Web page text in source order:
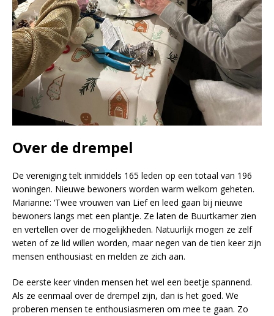
Over de drempel
De vereniging telt inmiddels 165 leden op een totaal van 196
woningen. Nieuwe bewoners worden warm welkom geheten.
Marianne: ‘Twee vrouwen van Lief en leed gaan bij nieuwe
bewoners langs met een plantje. Ze laten de Buurtkamer zien
en vertellen over de mogelijkheden. Natuurlijk mogen ze zelf
weten of ze lid willen worden, maar negen van de tien keer zijn
mensen enthousiast en melden ze zich aan.
De eerste keer vinden mensen het wel een beetje spannend.
Als ze eenmaal over de drempel zijn, dan is het goed. We
proberen mensen te enthousiasmeren om mee te gaan. Zo